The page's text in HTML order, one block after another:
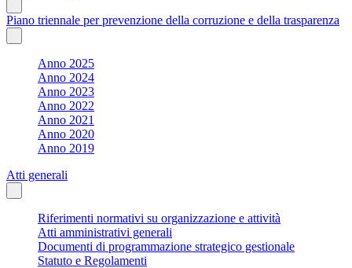
Piano triennale per prevenzione della corruzione e della trasparenza
Anno 2025
Anno 2024
Anno 2023
Anno 2022
Anno 2021
Anno 2020
Anno 2019
Atti generali
Riferimenti normativi su organizzazione e attività
Atti amministrativi generali
Documenti di programmazione strategico gestionale
Statuto e Regolamenti